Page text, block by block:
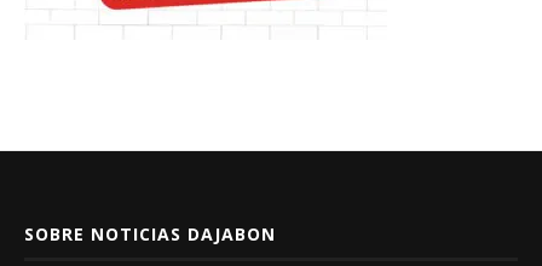
SOBRE NOTICIAS DAJABON